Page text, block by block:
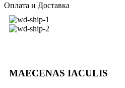
Оплата и Доставка
MAECENAS IACULIS